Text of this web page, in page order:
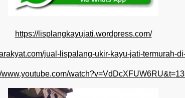
https://lisplangkayujati.wordpress.com/
jual-lispalang-ukir-kayu-jati-termurah-
www.youtube.com/